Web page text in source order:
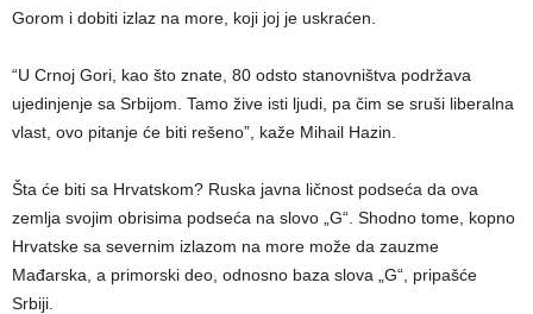
Gorom i dobiti izlaz na more, koji joj je uskraćen.
“U Crnoj Gori, kao što znate, 80 odsto stanovništva podržava
ujedinjenje sa Srbijom. Tamo žive isti ljudi, pa čim se sruši liberalna
vlast, ovo pitanje će biti rešeno”, kaže Mihail Hazin.
Šta će biti sa Hrvatskom? Ruska javna ličnost podseća da ova
zemlja svojim obrisima podseća na slovo „G“. Shodno tome, kopno
Hrvatske sa severnim izlazom na more može da zauzme
Mađarska, a primorski deo, odnosno baza slova „G“, pripašće
Srbiji.